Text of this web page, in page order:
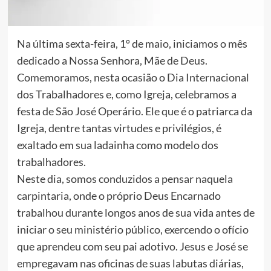
Na última sexta-feira, 1º de maio, iniciamos o mês
dedicado a Nossa Senhora, Mãe de Deus.
Comemoramos, nesta ocasião o Dia Internacional
dos Trabalhadores e, como Igreja, celebramos a
festa de São José Operário. Ele que é o patriarca da
Igreja, dentre tantas virtudes e privilégios, é
exaltado em sua ladainha como modelo dos
trabalhadores.
Neste dia, somos conduzidos a pensar naquela
carpintaria, onde o próprio Deus Encarnado
trabalhou durante longos anos de sua vida antes de
iniciar o seu ministério público, exercendo o ofício
que aprendeu com seu pai adotivo. Jesus e José se
empregavam nas oficinas de suas labutas diárias,